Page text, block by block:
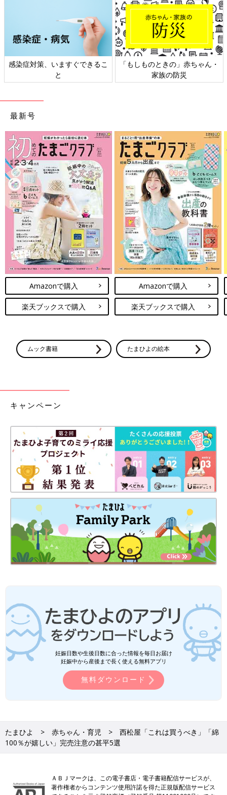
」赤ちゃん・
日本外来小児科学会リーフレッ
六星占術 細木か
最新号
Amazonで購入
楽天ブックスで購入
Amazonで購入
楽天ブックスで購入
ムック書籍 たまひよの絵本
キャンペーン
妊娠日数や生後日数に合った情報を毎日お届け
妊娠中から産後まで長く使える無料アプリ
無料ダウンロード
たまひよ 赤ちゃん・育児
西松屋「これは買うべき」「綿
100％が嬉しい」完売注意の甚平5選
ＡＢＪマークは、この電子書店・電子書籍配信サービスが、
著作権者からコンテンツ使用許諾を得た正規版配信サービス